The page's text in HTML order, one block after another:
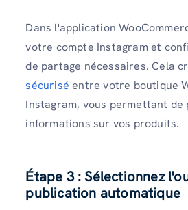
Dans l'application
votre compte Instagram et
de partage nécessaires. Cela
sécurisé entre votre boutique
Instagram, vous permettant de
informations sur vos produits.
Étape 3 : Sélectionnez
publication automatique